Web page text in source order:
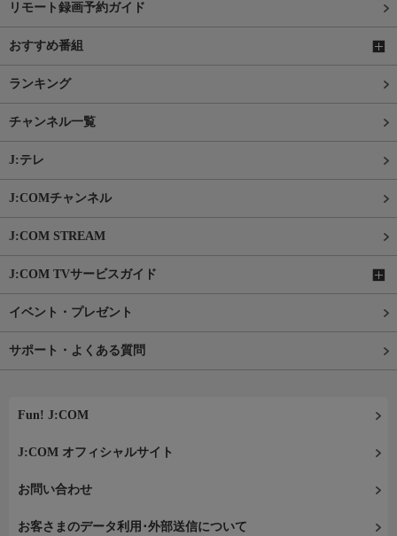
リモート録画予約ガイド
おすすめ番組
ランキング
チャンネル一覧
J:テレ
J:COMチャンネル
J:COM STREAM
J:COM TVサービスガイド
イベント・プレゼント
サポート・よくある質問
Fun! J:COM
J:COM オフィシャルサイト
お問い合わせ
お客さまのデータ利用･外部送信について